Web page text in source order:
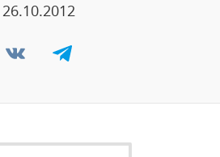
26.10.2012